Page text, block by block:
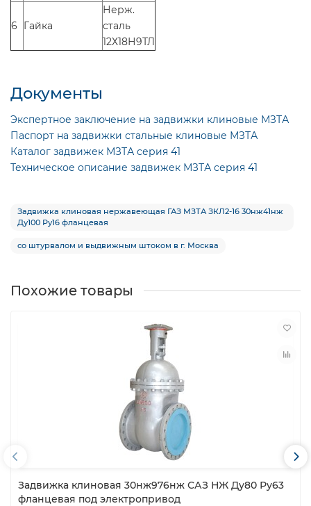
6 Гайка
Нерж.
сталь
12Х18Н9ТЛ
Документы
Экспертное заключение на задвижки клиновые МЗТА
Паспорт на задвижки стальные клиновые МЗТА
Каталог задвижек МЗТА серия 41
Техническое описание задвижек МЗТА серия 41
Задвижка клиновая нержавеющая ГАЗ МЗТА ЗКЛ2-16 30нж41нж
Ду100 Ру16 фланцевая
со штурвалом и выдвижным штоком в г. Москва
Похожие товары
Задвижка клиновая 30нж976нж САЗ НЖ Ду80 Ру63
фланцевая под электропривод